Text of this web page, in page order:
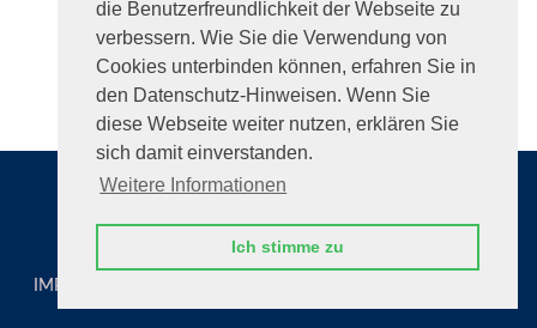
die Benutzerfreundlichkeit der Webseite zu
verbessern. Wie Sie die Verwendung von
Cookies unterbinden können, erfahren Sie in
den Datenschutz-Hinweisen. Wenn Sie
diese Webseite weiter nutzen, erklären Sie
sich damit einverstanden.
Weitere Informationen
Ich stimme zu
IMPRESSUM